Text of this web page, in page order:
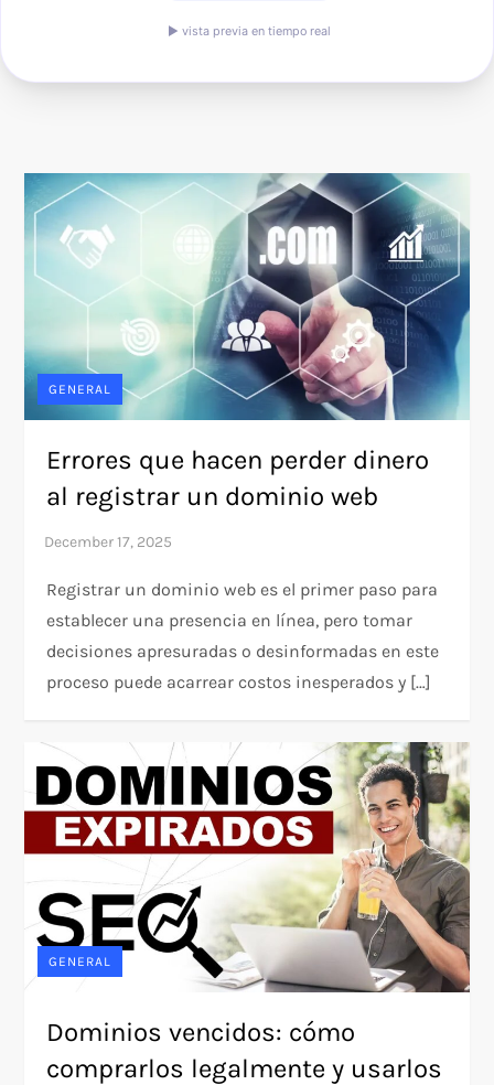
▶ vista previa en tiempo real
GENERAL
Errores que hacen perder dinero
al registrar un dominio web
Registrar un dominio web es el primer paso para
establecer una presencia en línea, pero tomar
decisiones apresuradas o desinformadas en este
proceso puede acarrear costos inesperados y […]
GENERAL
Dominios vencidos: cómo
comprarlos legalmente y usarlos